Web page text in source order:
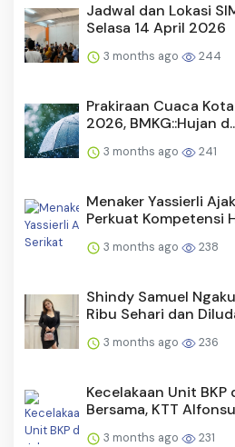
Jadwal dan Lokasi
Selasa 14 April 2026
3 months ago 244
Prakiraan Cuaca
2026, BMKG::Hujan
3 months ago 241
Menaker Yassierli
Perkuat Kompetensi
3 months ago 238
Shindy Samuel
Ribu Sehari dan
3 months ago 236
Kecelakaan Unit
Bersama, KTT
3 months ago 231